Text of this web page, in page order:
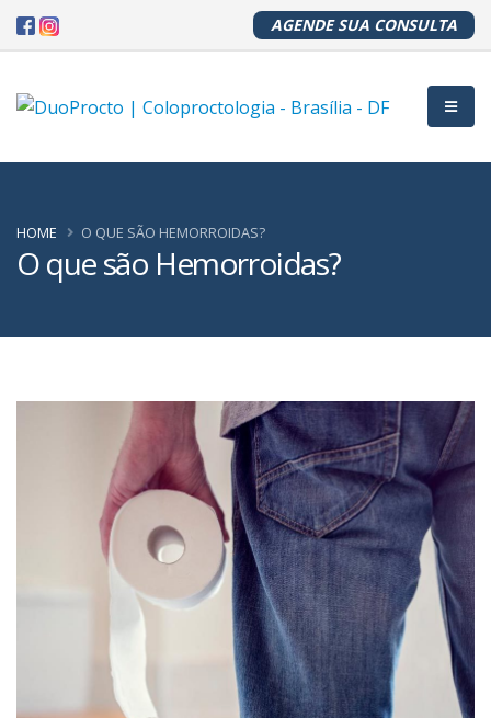
AGENDE SUA CONSULTA
O que são Hemorroidas?
HOME O QUE SÃO HEMORROIDAS?